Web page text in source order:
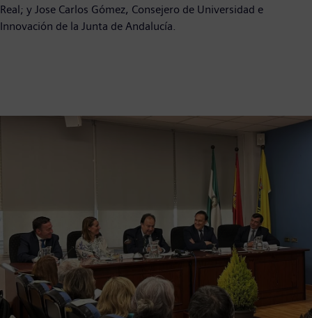
Real; y Jose Carlos Gómez, Consejero de Universidad e
Innovación de la Junta de Andalucía.